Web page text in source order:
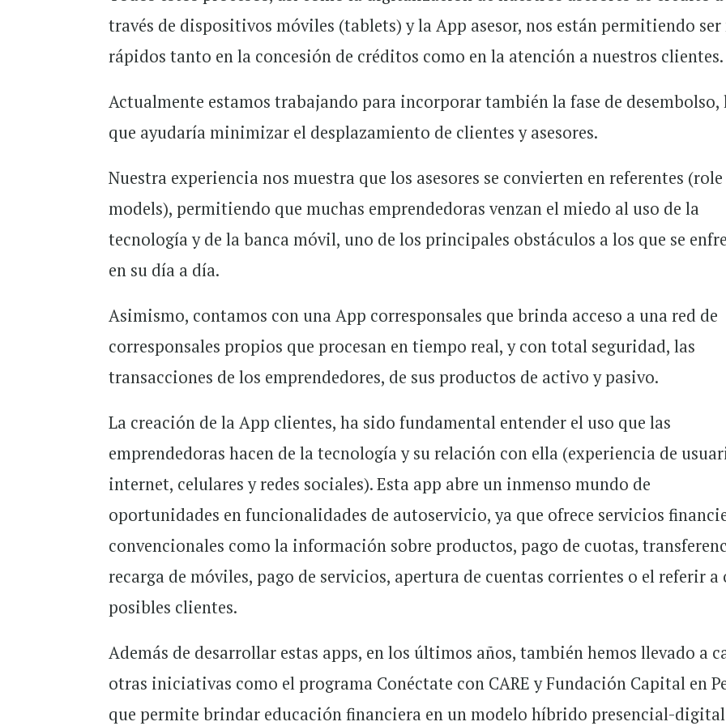
través de dispositivos móviles (tablets) y la App asesor, nos están permitiendo ser
rápidos tanto en la concesión de créditos como en la atención a nuestros clientes.
Actualmente estamos trabajando para incorporar también la fase de desembolso,
que ayudaría minimizar el desplazamiento de clientes y asesores.
Nuestra experiencia nos muestra que los asesores se convierten en referentes (role
models), permitiendo que muchas emprendedoras venzan el miedo al uso de la
tecnología y de la banca móvil, uno de los principales obstáculos a los que se
en su día a día.
Asimismo, contamos con una App corresponsales que brinda acceso a una red de
corresponsales propios que procesan en tiempo real, y con total seguridad, las
transacciones de los emprendedores, de sus productos de activo y pasivo.
La creación de la App clientes, ha sido fundamental entender el uso que las
emprendedoras hacen de la tecnología y su relación con ella (experiencia de
internet, celulares y redes sociales). Esta app abre un inmenso mundo de
oportunidades en funcionalidades de autoservicio, ya que ofrece servicios
convencionales como la información sobre productos, pago de cuotas,
recarga de móviles, pago de servicios, apertura de cuentas corrientes o el referir a
posibles clientes.
Además de desarrollar estas apps, en los últimos años, también hemos llevado a
otras iniciativas como el programa Conéctate con CARE y Fundación Capital en
que permite brindar educación financiera en un modelo híbrido presencial-